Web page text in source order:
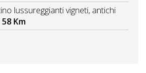
lussureggianti vigneti, antichi
58 Km